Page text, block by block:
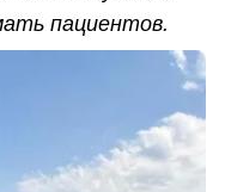
пациентов.